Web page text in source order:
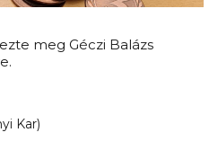
meg Géczi Balázs
Kar)